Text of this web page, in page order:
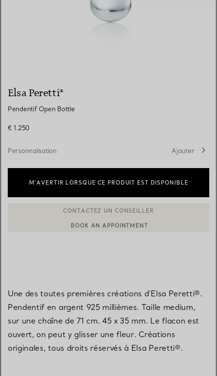
Elsa Peretti®
Pendentif Open Bottle
€ 1.250
Personnalisation Ajouter
M’AVERTIR LORSQUE CE PRODUIT EST DISPONIBLE
Une des toutes premières créations d'Elsa Peretti®.
Pendentif en argent 925 millièmes. Taille medium,
sur une chaîne de 71 cm. 45 x 35 mm. Le flacon est
ouvert, on peut y glisser une fleur. Créations
originales, tous droits réservés à Elsa Peretti®.